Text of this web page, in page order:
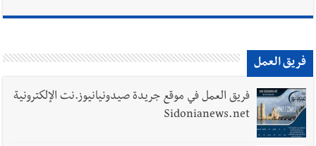
فريق العمل
فريق العمل في موقع جريدة صيدونيانيوز.نت الإلكترونية
Sidonianews.net